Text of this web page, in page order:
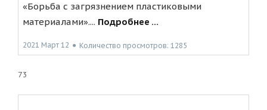
«Борьба с загрязнением пластиковыми
материалами».... Подробнее ...
2021 Март 12 ● Количество просмотров: 1285
73